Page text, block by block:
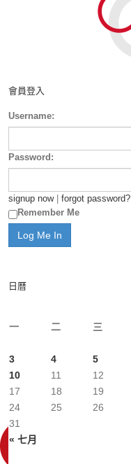
會員登入
Username:
Password:
signup now| forgot password?
Remember Me
日曆
一
二 三
« 七月
3
4 5
10
11 12
17
18 19
24
25 26
31